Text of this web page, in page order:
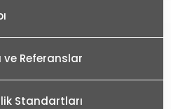
ve Referanslar
Standartları